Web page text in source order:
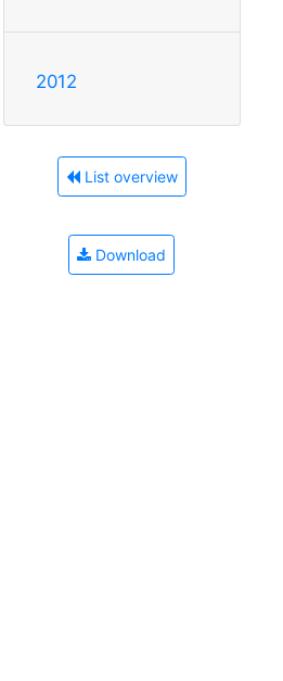
2012
List overview
Download